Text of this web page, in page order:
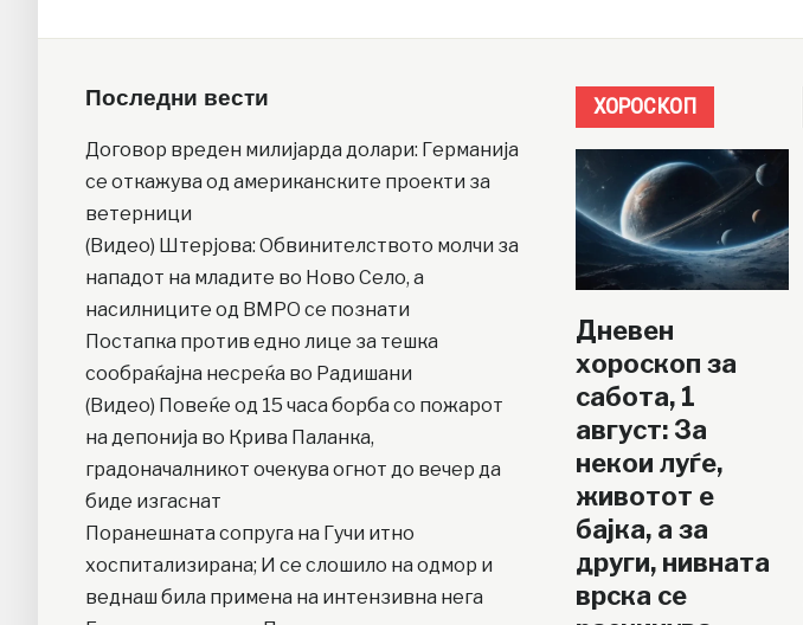
Последни вести
Договор вреден милијарда долари: Германија
се откажува од американските проекти за
ветерници
(Видео) Штерјова: Обвинителството молчи за
нападот на младите во Ново Село, а
насилниците од ВМРО се познати
Постапка против едно лице за тешка
сообраќајна несреќа во Радишани
(Видео) Повеќе од 15 часа борба со пожарот
на депонија во Крива Паланка,
градоначалникот очекува огнот до вечер да
биде изгаснат
Поранешната сопруга на Гучи итно
хоспитализирана; И се слошило на одмор и
веднаш била примена на интензивна нега
ХОРОСКОП
Дневен
хороскоп за
сабота, 1
август: За
некои луѓе,
животот е
бајка, а за
други, нивната
врска се